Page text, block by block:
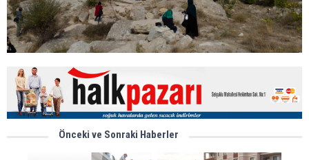
Önceki ve Sonraki Haberler